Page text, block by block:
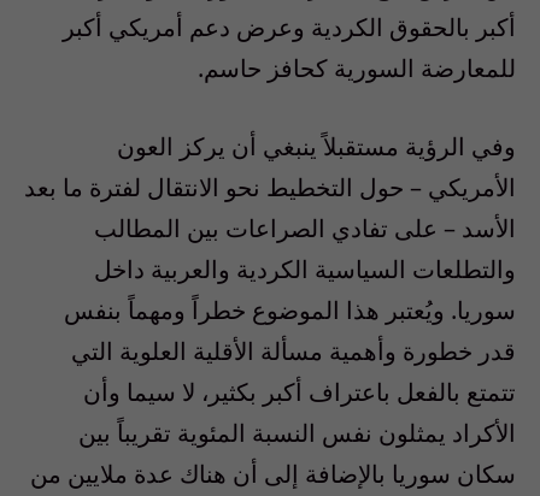
أكبر بالحقوق الكردية وعرض دعم أمريكي أكبر
للمعارضة السورية كحافز حاسم.
وفي الرؤية مستقبلاً ينبغي أن يركز العون
الأمريكي – حول التخطيط نحو الانتقال لفترة ما بعد
الأسد – على تفادي الصراعات بين المطالب
والتطلعات السياسية الكردية والعربية داخل
سوريا. ويُعتبر هذا الموضوع خطراً ومهماً بنفس
قدر خطورة وأهمية مسألة الأقلية العلوية التي
تتمتع بالفعل باعتراف أكبر بكثير، لا سيما وأن
الأكراد يمثلون نفس النسبة المئوية تقريباً بين
سكان سوريا بالإضافة إلى أن هناك عدة ملايين من